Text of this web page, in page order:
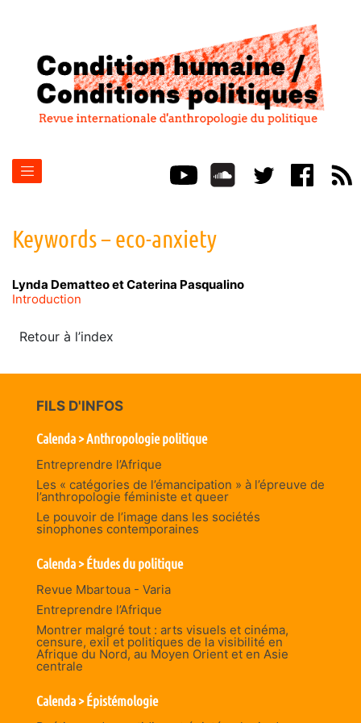
Keywords – eco-anxiety
Lynda DematteoetCaterina Pasqualino
Introduction
Retour à l’index
FILS D'INFOS
Calenda > Anthropologie politique
Entreprendre l’Afrique
Les « catégories de l’émancipation » à l’épreuve de
l’anthropologie féministe et queer
Le pouvoir de l’image dans les sociétés
sinophones contemporaines
Calenda > Études du politique
Revue Mbartoua - Varia
Entreprendre l’Afrique
Montrer malgré tout : arts visuels et cinéma,
censure, exil et politiques de la visibilité en
Afrique du Nord, au Moyen Orient et en Asie
centrale
Calenda > Épistémologie